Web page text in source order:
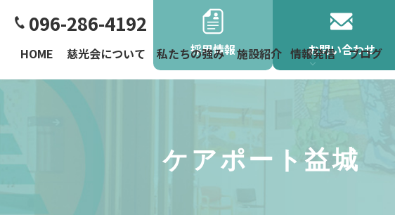
096-286-4192
採用情報 お問い合わせ
HOME 慈光会について 私たちの強み 施設紹介 情報発信 ブログ
ケアポート益城